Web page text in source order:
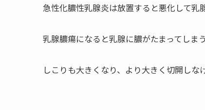
急性化膿性乳腺炎は放置すると悪化して乳
乳腺膿瘍になると乳腺に膿がたまってしま
しこりも大きくなり、より大きく切開しな